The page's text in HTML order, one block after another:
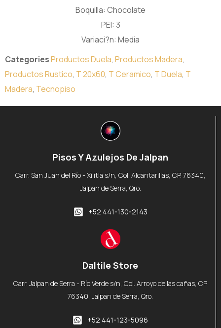
Boquilla: Chocolate
PEI: 3
Variaci?n: Media
CategoriesProductos Duela, Productos Madera,
Productos Rustico, T 20x60, T Ceramico, T Duela, T
Madera, Tecnopiso
Pisos Y Azulejos De Jalpan
Carr. San Juan del Río - Xilitla s/n, Col. Alcantarillas, CP. 76340,
Jalpan de Serra, Qro.
+52 441-130-2143
Daltile Store
Carr. Jalpan de Serra - Río Verde s/n, Col. Arroyo de las cañas, CP.
76340, Jalpan de Serra, Qro.
+52 441-123-5096